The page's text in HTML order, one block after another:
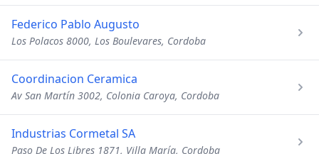
Federico Pablo Augusto
Los Polacos 8000, Los Boulevares, Cordoba
Coordinacion Ceramica
Av San Martín 3002, Colonia Caroya, Cordoba
Industrias Cormetal SA
Paso De Los Libres 1871, Villa María, Cordoba